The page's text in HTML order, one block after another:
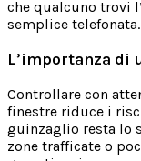
che qualcuno trovi
semplice telefonata.
L’importanza di
Controllare con
finestre riduce i
guinzaglio resta lo
zone trafficate o